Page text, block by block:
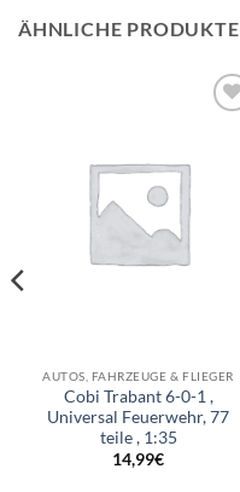
ÄHNLICHE PRODUKTE
AUTOS, FAHRZEUGE & FLIEGER
Cobi Trabant 6-0-1 ,
Universal Feuerwehr, 77
teile , 1:35
14,99€